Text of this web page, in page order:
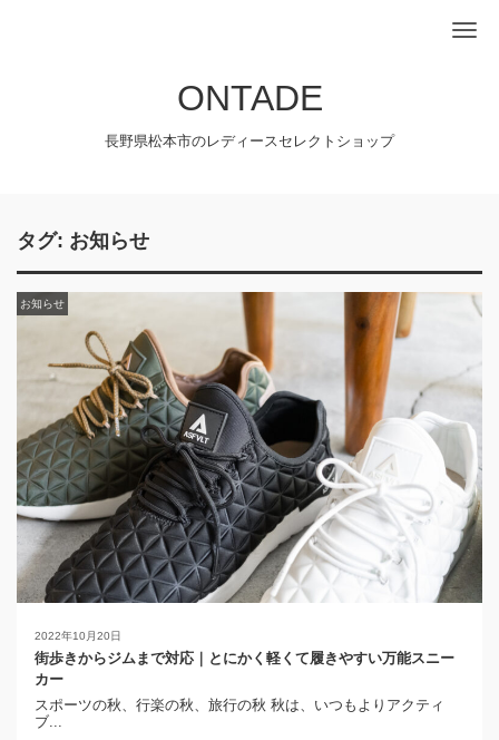
ONTADE
長野県松本市のレディースセレクトショップ
タグ: お知らせ
2022年10月20日
お知らせ
街歩きからジムまで対応｜とにかく軽くて履きやすい万能スニー
カー
スポーツの秋、行楽の秋、旅行の秋 秋は、いつもよりアクティ
ブ...